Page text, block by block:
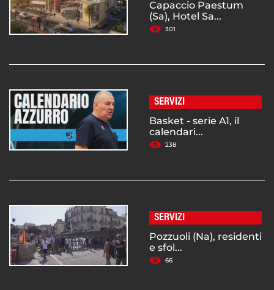
Capaccio Paestum
(Sa), Hotel Sa...
301
SERVIZI
Basket - serie A1, il
calendari...
238
SERVIZI
Pozzuoli (Na), residenti
e sfol...
66